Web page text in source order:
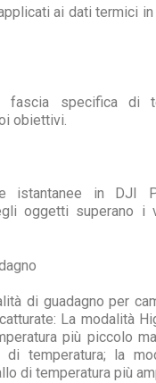
ai dati termici
fascia specifica di
obiettivi.
istantanee in DJI
oggetti superano i
di guadagno per
La modalità
più piccolo
temperatura; la
di temperatura più